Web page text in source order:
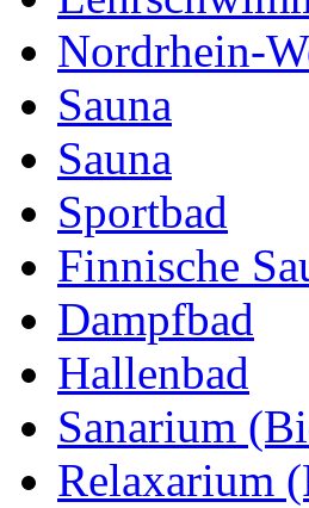
Nordrhein-
Sauna
Sauna
Sportbad
Finnische
Dampfbad
Hallenbad
Sanarium
Relaxarium